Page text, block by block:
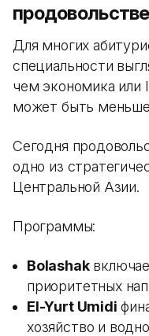
Для многих
специальности
чем экономика или
может быть
Сегодня
одно из
Центральной Азии.
Программы:
Bolashak
приоритетных
El-Yurt Umidi
хозяйство и